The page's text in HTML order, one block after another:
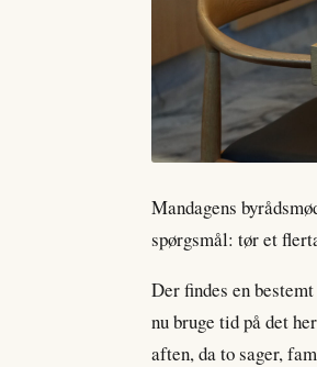
Mandagens
spørgsmål: tør et
Der findes en
nu bruge tid på det
aften, da to sager,